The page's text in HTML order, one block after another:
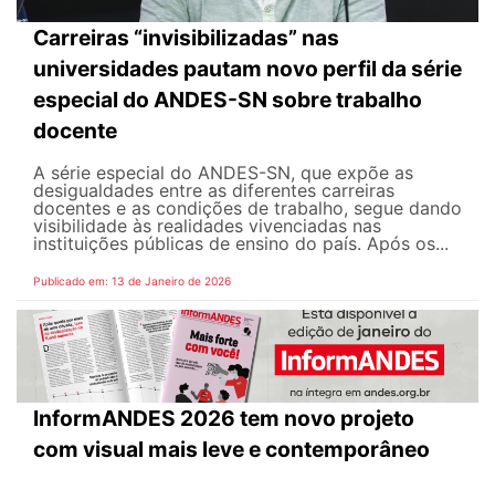
Carreiras “invisibilizadas” nas
universidades pautam novo perfil da série
especial do ANDES-SN sobre trabalho
docente
A série especial do ANDES-SN, que expõe as
desigualdades entre as diferentes carreiras
docentes e as condições de trabalho, segue dando
visibilidade às realidades vivenciadas nas
instituições públicas de ensino do país. Após os...
Publicado em: 13 de Janeiro de 2026
InformANDES 2026 tem novo projeto
com visual mais leve e contemporâneo